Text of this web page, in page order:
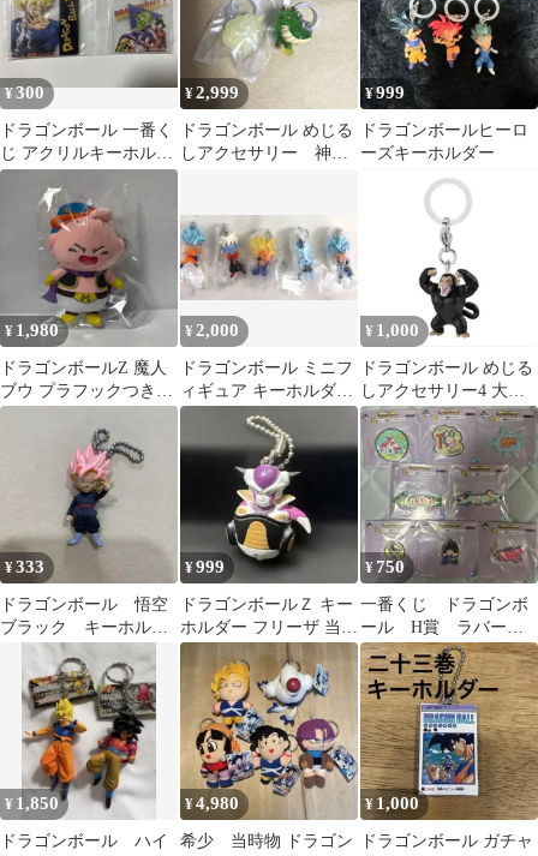
¥300
ドラゴンボール 一番く
じ アクリルキーホルダ
ー2点セット
¥2,999
ドラゴンボール めじる
しアクセサリー 神
¥999
ドラゴンボールヒーロ
ーズキーホルダー
¥ 1,980
ドラゴンボールZ 魔人
ブウ プラフックつき
Chibiぬいマスコット
¥ 2,000
ドラゴンボール ミニフ
ィギュア キーホルダー
5種セット④
¥ 1,000
ドラゴンボール めじる
しアクセサリー4 大猿
悟空
¥333
ドラゴンボール 悟空
ブラック キーホルダ
¥999
ドラゴンボールＺ キー
ホルダー フリーザ 当時
物 レトロ
¥750
一番くじ ドラゴンボ
ール H賞 ラバー雑
貨コレクション 8種コ
ンプ
¥ 1,850
ドラゴンボール ハイ
¥4,980
希少 当時物 ドラゴン
¥ 1,000
ドラゴンボール ガチャ